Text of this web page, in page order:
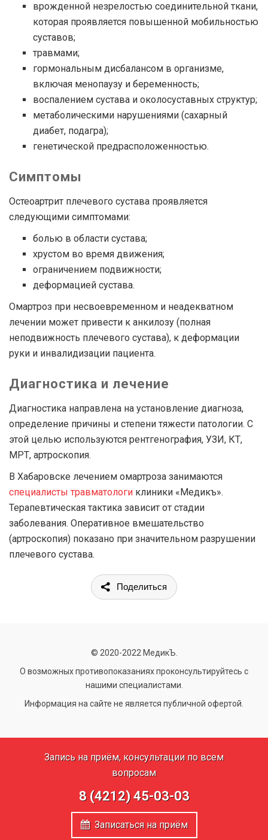
врожденной незрелостью соединительной ткани,
которая проявляется повышенной мобильностью
суставов;
травмами;
гормональным дисбалансом в организме,
включая менопаузу и беременность;
воспалением сустава и околосуставных структур;
метаболическими нарушениями (сахарный
диабет, подагра);
генетической предрасположенностью.
Симптомы
Остеоартрит плечевого сустава проявляется
следующими симптомами:
болью в области сустава;
хрустом во время движения;
ограничением подвижности;
деформацией сустава.
Омартроз при несвоевременном и неадекватном
лечении может привести к анкилозу (полная
неподвижность плечевого сустава), к деформации
руки и инвалидизации пациента.
Диагностика и лечение
Диагностика направлена на установление диагноза,
определение причины и степени тяжести патологии. С
этой целью используются рентгенография, УЗИ, КТ,
МРТ, артроскопия.
В Хабаровске лечением омартроза занимаются
специалисты травматологи клиники «Медикъ».
Терапевтическая тактика зависит от стадии
заболевания. Оперативное вмешательство
(артроскопия) показано при значительном разрушении
плечевого сустава.
Поделиться
© 2020-2022 МедикЪ.
О возможных противопоказаниях проконсультируйтесь с
нашими специалистами.
Информация на сайте не является публичной офертой.
Запись на приём, консультации по всем
вопросам
8 (4212) 45-03-03
Записаться на приём